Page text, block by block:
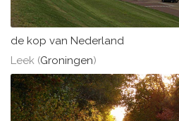
de kop van Nederland
Leek (Groningen)